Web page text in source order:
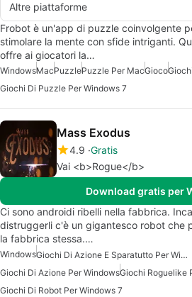
Altre piattaforme
Frobot è un'app di puzzle coinvolgente
stimolare la mente con sfide intriganti.
offre ai giocatori la…
WindowsMacPuzzlePuzzle Per MacGioco
Giochi Di Puzzle Per Windows 7
Mass Exodus
4.9 Gratis
Vai <b>Rogue</b>
Download gratis per
Ci sono androidi ribelli nella fabbrica.
distruggerli c'è un gigantesco robot che
la fabbrica stessa.…
Windows Giochi Di Azione E Sparatutto Per Windows
Giochi Di Azione Per WindowsGiochi Roguelike
Giochi Di Robot Per Windows 7